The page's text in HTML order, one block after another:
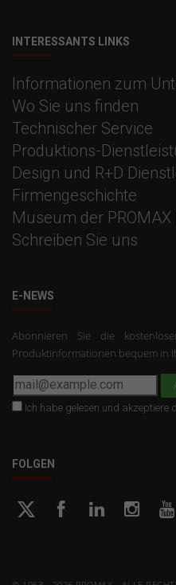
INTERESSANTS LINKS
Informationen zum
Wo Sie uns finden
Technischer Service
Produktions-
Design und R+D
Firmengeschichte
Museum der
Schreiben Sie uns
E-NEWS
Abonnieren Sie die
Produktinformationen bequem in
Ich habe gelesen und akzeptiere
FOLGEN